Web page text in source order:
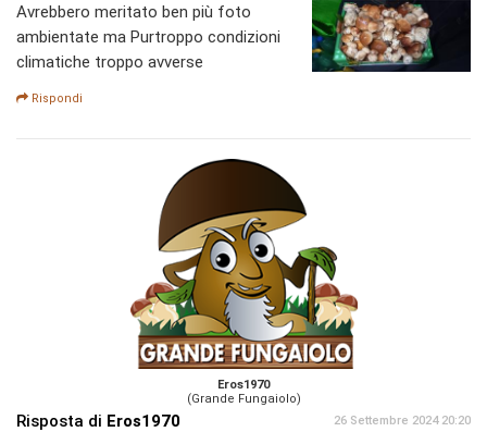
Avrebbero meritato ben più foto
ambientate ma Purtroppo condizioni
climatiche troppo avverse
Rispondi
Eros1970
(Grande Fungaiolo)
Risposta di Eros1970 26 Settembre 2024 20:20